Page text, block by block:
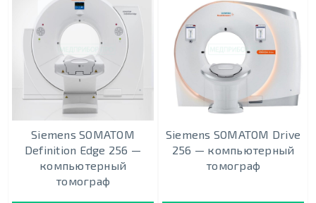
Siemens SOMATOM
Definition Edge 256 —
компьютерный
томограф
Siemens SOMATOM Drive
256 — компьютерный
томограф